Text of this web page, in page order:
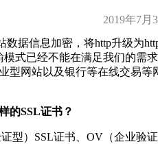
2019年7月
数据信息加密，将http升级为
式已经不能在满足我们的需
型网站以及银行等在线交易等
的SSL证书？
型）SSL证书、OV（企业验